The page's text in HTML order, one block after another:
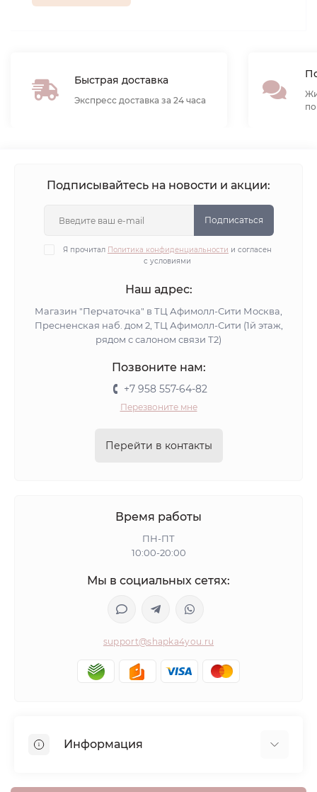
Быстрая доставка
Экспресс доставка за 24 часа
Подписывайтесь на новости и акции:
Подписаться
Я прочитал Политика конфиденциальности и согласен
с условиями
Наш адрес:
Магазин "Перчаточка" в ТЦ Афимолл-Сити Москва,
Пресненская наб. дом 2, ТЦ Афимолл-Сити (1й этаж,
рядом с салоном связи Т2)
Позвоните нам:
+7 958 557-64-82
Перезвоните мне
Перейти в контакты
Время работы
ПН-ПТ
10:00-20:00
Мы в социальных сетях:
support@shapka4you.ru
Информация